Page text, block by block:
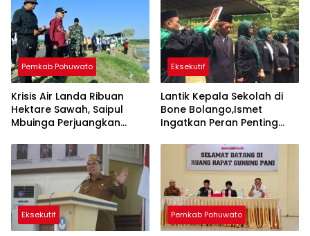
Pemkab Pohuwato
Krisis Air Landa Ribuan
Hektare Sawah, Saipul
Mbuinga Perjuangkan
Rupiah
Eksekutif
Lantik Kepala Sekolah di
Bone Bolango,Ismet
Ingatkan Peran Penting
Stunting
Eksekutif Pemkab Pohuwato